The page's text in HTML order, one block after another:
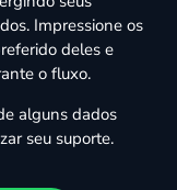
apps sob
da sua
e
Impressione os
deles e
o fluxo.
alguns dados
seu suporte.